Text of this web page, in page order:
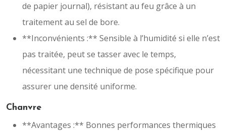
de papier journal), résistant au feu grâce à un
traitement au sel de bore.
**Inconvénients :** Sensible à l’humidité si elle n’est
pas traitée, peut se tasser avec le temps,
nécessitant une technique de pose spécifique pour
assurer une densité uniforme.
Chanvre
**Avantages :** Bonnes performances thermiques